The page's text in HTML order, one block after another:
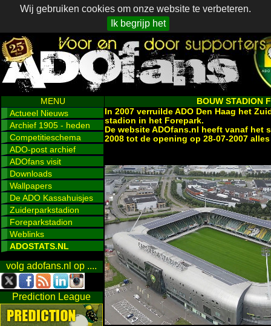
Wij gebruiken cookies om onze website te verbeteren.
Ik begrijp het
MENU
Actueel Nieuws
Archief 1905 - heden
Competitieschema
ADO-post archief
ADOfans visit
Downloads
Wallpapers
De ADO Kassahuisjes
Zuiderparkstadion
Foreparkstadion
Weblinks
ADOSTATS.NL
volg adofans.nl op ....
Prediction League
BOUW STADION
In 2007 verruilde ADO Den Haag het
stadion in het Forepark.
De website ADOfans.nl heeft vanaf het
2008 tot de opening op 28-07-2007